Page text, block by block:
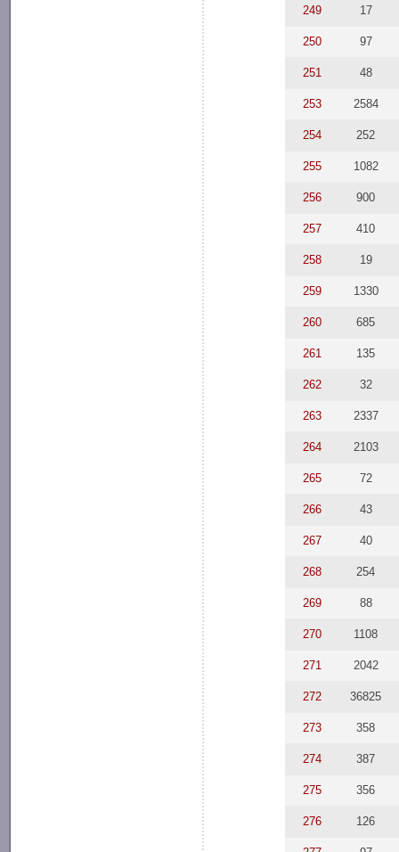
249 17
250 97
251 48
253 2584
254 252
255 1082
256 900
257 410
258 19
259 1330
260 685
261 135
262 32
263 2337
264 2103
265 72
266 43
267 40
268 254
269 88
270 1108
271 2042
272 36825
273 358
274 387
275 356
276 126